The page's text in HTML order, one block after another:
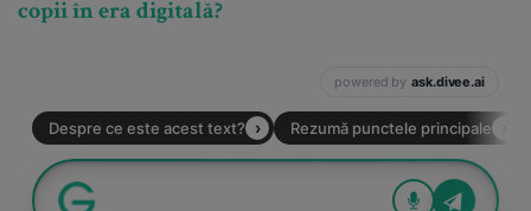
copii în era digitală?